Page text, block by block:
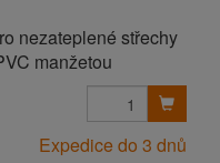
nezateplené střechy
manžetou
Expedice do 3 dnů